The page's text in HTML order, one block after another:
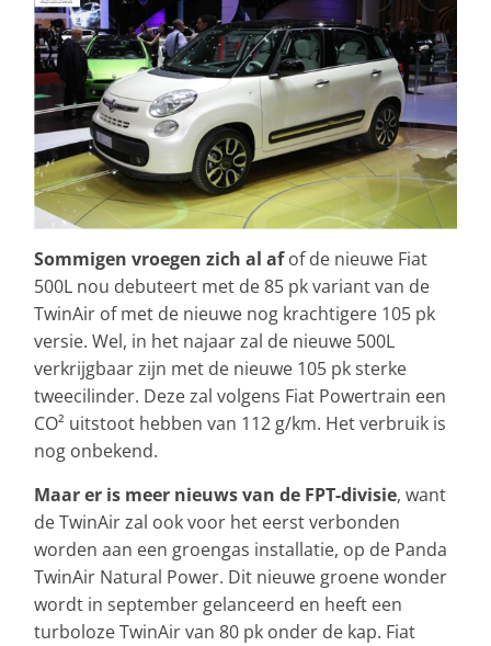
Sommigen vroegen zich al afof de nieuwe Fiat
500L nou debuteert met de 85 pk variant van de
TwinAir of met de nieuwe nog krachtigere 105 pk
versie. Wel, in het najaar zal de nieuwe 500L
verkrijgbaar zijn met de nieuwe 105 pk sterke
tweecilinder. Deze zal volgens Fiat Powertrain een
CO² uitstoot hebben van 112 g/km. Het verbruik is
nog onbekend.
Maar er is meer nieuws van de FPT-divisie, want
de TwinAir zal ook voor het eerst verbonden
worden aan een groengas installatie, op de Panda
TwinAir Natural Power. Dit nieuwe groene wonder
wordt in september gelanceerd en heeft een
turboloze TwinAir van 80 pk onder de kap. Fiat